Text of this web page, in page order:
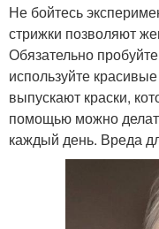
Не бойтесь
стрижки позволяют
Обязательно
используйте
выпускают краски,
помощью можно
каждый день. Вреда